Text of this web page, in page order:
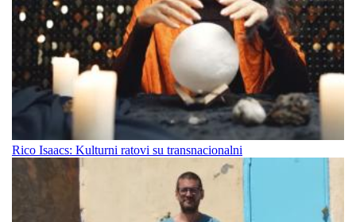
Rico Isaacs: Kulturni ratovi su transnacionalni